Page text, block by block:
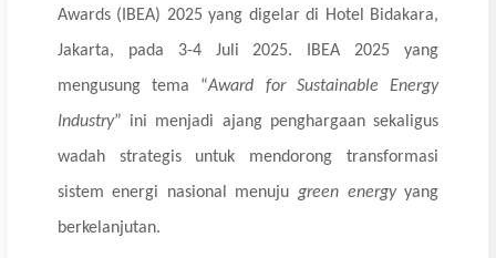
Awards (IBEA) 2025 yang digelar di Hotel Bidakara,
Jakarta, pada 3-4 Juli 2025.
IBEA 2025 yang
mengusung tema “Award for Sustainable Energy
Industry” ini menjadi ajang penghargaan sekaligus
wadah strategis untuk mendorong transformasi
sistem energi nasional menujugreen energyyang
berkelanjutan.